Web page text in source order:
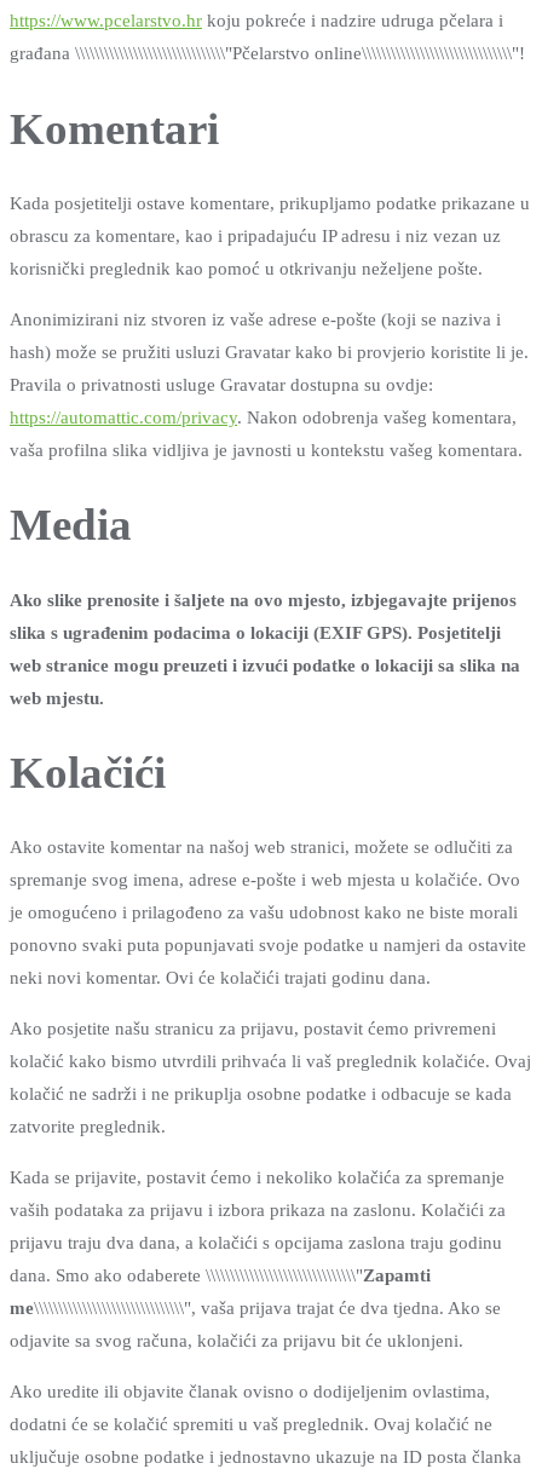
https://www.pcelarstvo.hr koju pokreće i nadzire udruga pčelara i
građana \\\\\\\\\\\\\\\\\\\\\\\\\\\\\\\"Pčelarstvo online\\\\\\\\\\\\\\\\\\\\\\\\\\\\\\\"!
Komentari
Kada posjetitelji ostave komentare, prikupljamo podatke prikazane u
obrascu za komentare, kao i pripadajuću IP adresu i niz vezan uz
korisnički preglednik kao pomoć u otkrivanju neželjene pošte.
Anonimizirani niz stvoren iz vaše adrese e-pošte (koji se naziva i
hash) može se pružiti usluzi Gravatar kako bi provjerio koristite li je.
Pravila o privatnosti usluge Gravatar dostupna su ovdje:
https://automattic.com/privacy. Nakon odobrenja vašeg komentara,
vaša profilna slika vidljiva je javnosti u kontekstu vašeg komentara.
Media
Ako slike prenosite i šaljete na ovo mjesto, izbjegavajte prijenos
slika s ugrađenim podacima o lokaciji (EXIF GPS). Posjetitelji
web stranice mogu preuzeti i izvući podatke o lokaciji sa slika na
web mjestu.
Kolačići
Ako ostavite komentar na našoj web stranici, možete se odlučiti za
spremanje svog imena, adrese e-pošte i web mjesta u kolačiće. Ovo
je omogućeno i prilagođeno za vašu udobnost kako ne biste morali
ponovno svaki puta popunjavati svoje podatke u namjeri da ostavite
neki novi komentar. Ovi će kolačići trajati godinu dana.
Ako posjetite našu stranicu za prijavu, postavit ćemo privremeni
kolačić kako bismo utvrdili prihvaća li vaš preglednik kolačiće. Ovaj
kolačić ne sadrži i ne prikuplja osobne podatke i odbacuje se kada
zatvorite preglednik.
Kada se prijavite, postavit ćemo i nekoliko kolačića za spremanje
vaših podataka za prijavu i izbora prikaza na zaslonu. Kolačići za
prijavu traju dva dana, a kolačići s opcijama zaslona traju godinu
dana. Smo ako odaberete \\\\\\\\\\\\\\\\\\\\\\\\\\\\\\\"Zapamti
me\\\\\\\\\\\\\\\\\\\\\\\\\\\\\\\", vaša prijava trajat će dva tjedna. Ako se
odjavite sa svog računa, kolačići za prijavu bit će uklonjeni.
Ako uredite ili objavite članak ovisno o dodijeljenim ovlastima,
dodatni će se kolačić spremiti u vaš preglednik. Ovaj kolačić ne
uključuje osobne podatke i jednostavno ukazuje na ID posta članka